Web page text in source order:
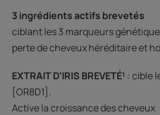
3 ingrédients actifs brevetés
ciblant les 3 marqueurs
perte de cheveux héréditaire et
EXTRAIT D'IRIS BREVETÉ¹ : cible
[OR8D1].
Active la croissance des cheveux